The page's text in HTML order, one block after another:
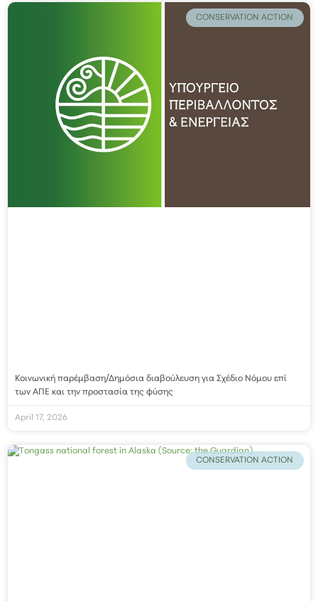
CONSERVATION ACTION
Κοινωνική παρέμβαση/Δημόσια διαβούλευση για Σχέδιο Νόμου επί
των ΑΠΕ και την προστασία της φύσης
April 17, 2026
CONSERVATION ACTION